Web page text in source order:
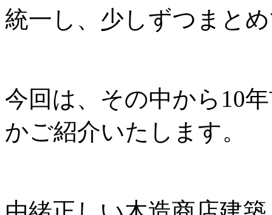
統一し、少しずつまと
今回は、その中から10
かご紹介いたします。